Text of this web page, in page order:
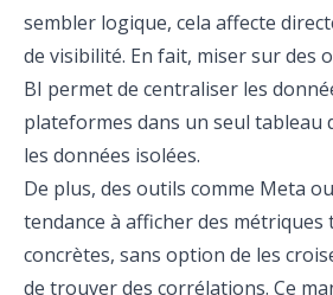
sembler logique, cela affecte
de visibilité. En fait, miser sur des
BI permet de centraliser les
plateformes dans un seul tableau
les données isolées.
De plus, des outils comme Meta
tendance à afficher des métriques
concrètes, sans option de les
de trouver des corrélations. Ce